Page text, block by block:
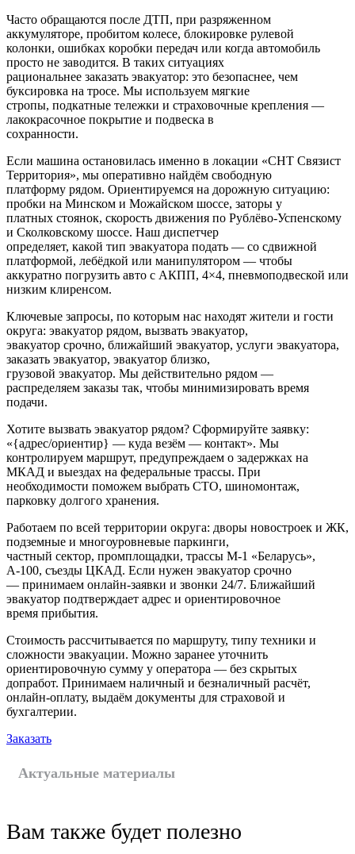
Часто обращаются после ДТП, при разряженном
аккумуляторе, пробитом колесе, блокировке рулевой
колонки, ошибках коробки передач или когда автомобиль
просто не заводится. В таких ситуациях
рациональнее заказать эвакуатор: это безопаснее, чем
буксировка на тросе. Мы используем мягкие
стропы, подкатные тележки и страховочные крепления —
лакокрасочное покрытие и подвеска в
сохранности.
Если машина остановилась именно в локации «СНТ Связист
Территория», мы оперативно найдём свободную
платформу рядом. Ориентируемся на дорожную ситуацию:
пробки на Минском и Можайском шоссе, заторы у
платных стоянок, скорость движения по Рублёво-Успенскому
и Сколковскому шоссе. Наш диспетчер
определяет, какой тип эвакуатора подать — со сдвижной
платформой, лебёдкой или манипулятором — чтобы
аккуратно погрузить авто с АКПП, 4×4, пневмоподвеской или
низким клиренсом.
Ключевые запросы, по которым нас находят жители и гости
округа: эвакуатор рядом, вызвать эвакуатор,
эвакуатор срочно, ближайший эвакуатор, услуги эвакуатора,
заказать эвакуатор, эвакуатор близко,
грузовой эвакуатор. Мы действительно рядом —
распределяем заказы так, чтобы минимизировать время
подачи.
Хотите вызвать эвакуатор рядом? Сформируйте заявку:
«{адрес/ориентир} — куда везём — контакт». Мы
контролируем маршрут, предупреждаем о задержках на
МКАД и выездах на федеральные трассы. При
необходимости поможем выбрать СТО, шиномонтаж,
парковку долгого хранения.
Работаем по всей территории округа: дворы новостроек и ЖК,
подземные и многоуровневые паркинги,
частный сектор, промплощадки, трассы М‑1 «Беларусь»,
А‑100, съезды ЦКАД. Если нужен эвакуатор срочно
— принимаем онлайн-заявки и звонки 24/7. Ближайший
эвакуатор подтверждает адрес и ориентировочное
время прибытия.
Стоимость рассчитывается по маршруту, типу техники и
сложности эвакуации. Можно заранее уточнить
ориентировочную сумму у оператора — без скрытых
допработ. Принимаем наличный и безналичный расчёт,
онлайн-оплату, выдаём документы для страховой и
бухгалтерии.
Заказать
Актуальные материалы
Вам также будет полезно